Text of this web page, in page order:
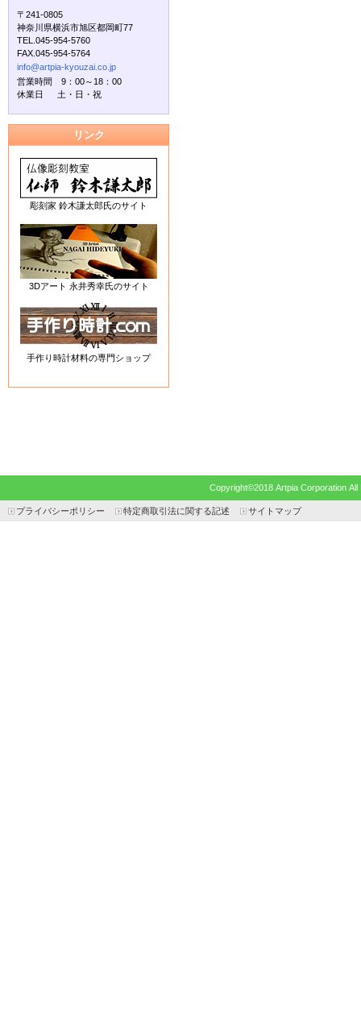
〒241-0805
神奈川県横浜市旭区都岡町77
TEL.045-954-5760
FAX.045-954-5764
info@artpia-kyouzai.co.jp
営業時間 9：00～18：00
休業日 土・日・祝
リンク
彫刻家 鈴木謙太郎氏のサイト
3Dアート 永井秀幸氏のサイト
手作り時計材料の専門ショップ
Copyright©2018 Artpia Corporation
プライバシーポリシー 特定商取引法に関する記述 サイトマップ